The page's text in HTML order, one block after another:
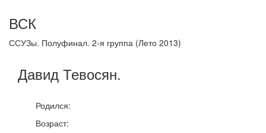
ВСК
ССУЗы. Полуфинал. 2-я группа (Лето 2013)
Давид Тевосян.
Родился:
Возраст: